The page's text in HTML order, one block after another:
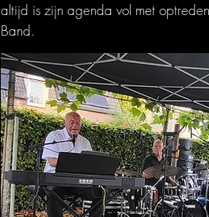
altijd is zijn agenda vol met
Band.